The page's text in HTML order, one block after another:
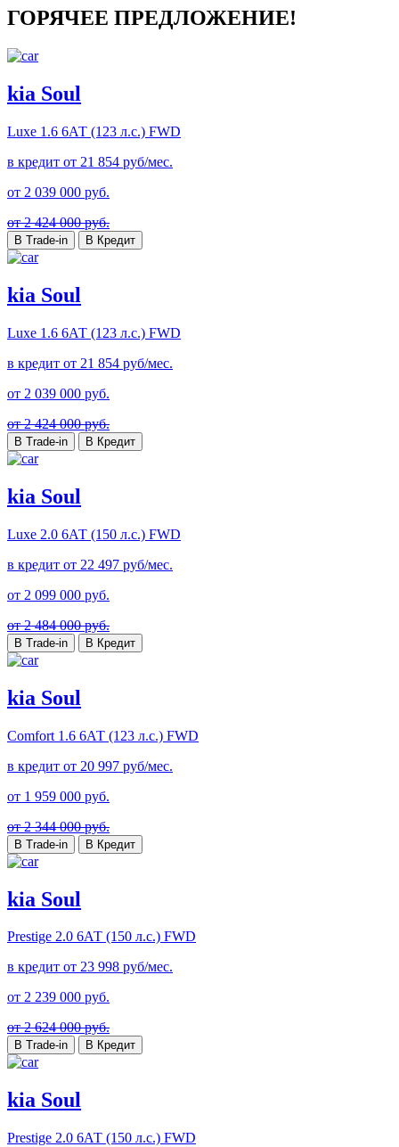
ГОРЯЧЕЕ ПРЕДЛОЖЕНИЕ!
kia Soul
Luxe 1.6 6АТ (123 л.с.) FWD
в кредит от 21 854 руб/мес.
от 2 039 000 руб.
от 2 424 000 руб.
В Trade-in В Кредит
kia Soul
Luxe 1.6 6АТ (123 л.с.) FWD
в кредит от 21 854 руб/мес.
от 2 039 000 руб.
от 2 424 000 руб.
В Trade-in В Кредит
kia Soul
Luxe 2.0 6АТ (150 л.с.) FWD
в кредит от 22 497 руб/мес.
от 2 099 000 руб.
от 2 484 000 руб.
В Trade-in В Кредит
kia Soul
Comfort 1.6 6АТ (123 л.с.) FWD
в кредит от 20 997 руб/мес.
от 1 959 000 руб.
от 2 344 000 руб.
В Trade-in В Кредит
kia Soul
Prestige 2.0 6АТ (150 л.с.) FWD
в кредит от 23 998 руб/мес.
от 2 239 000 руб.
от 2 624 000 руб.
В Trade-in В Кредит
kia Soul
Prestige 2.0 6АТ (150 л.с.) FWD